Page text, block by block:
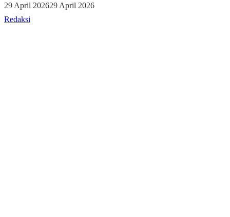
29 April 202629 April 2026
Redaksi